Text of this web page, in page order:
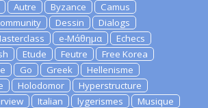
Autre Byzance
Camus
Dessin
Dialogs
e-Μάθημα
Echecs
Etude Feutre
Free Korea
Go Greek
Hellenisme
Holodomor
Hyperstructure
Italian lygerismes
Musique